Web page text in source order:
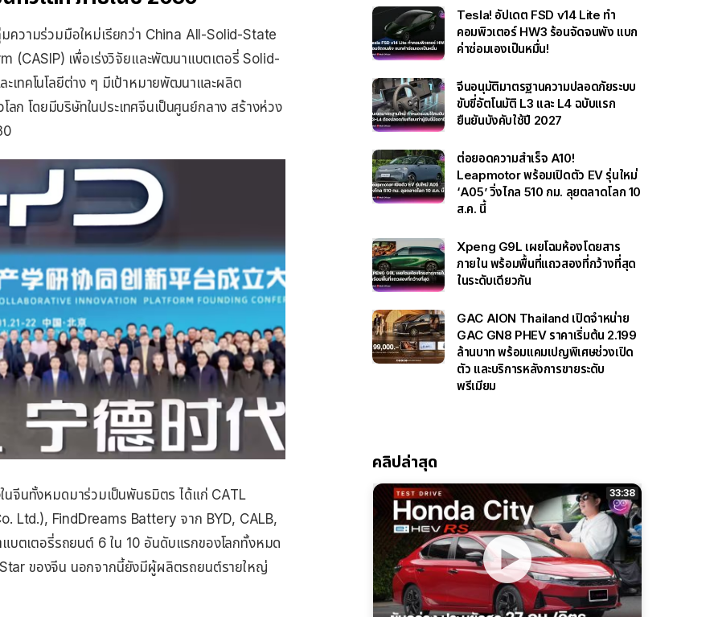
ความร่วมมือใหม่เรียกว่า China All-Solid-State
(CASIP) เพื่อเร่งวิจัยและพัฒนาแบตเตอรี่ Solid-
ะเทคโนโลยีต่าง ๆ มีเป้าหมายพัฒนาและผลิต
ก โดยมีบริษัทในประเทศจีนเป็นศูนย์กลาง สร้างห่วง
นจีนทั้งหมดมาร่วมเป็นพันธมิตร ได้แก่ CATL
Ltd.), FindDreams Battery จาก BYD, CALB,
ตเตอรี่รถยนต์ 6 ใน 10 อันดับแรกของโลกทั้งหมด
Star ของจีน นอกจากนี้ยังมีผู้ผลิตรถยนต์รายใหญ่
Tesla! อัปเดต FSD v14 Lite ทำ
คอมพิวเตอร์ HW3 ร้อนจัดจนพัง แบก
ค่าซ่อมเองเป็นหมื่น!
จีนอนุมัติมาตรฐานความปลอดภัยระบบ
ขับขี่อัตโนมัติ L3 และ L4 ฉบับแรก
ยืนยันบังคับใช้ปี 2027
ต่อยอดความสำเร็จ A10!
Leapmotor พร้อมเปิดตัว EV รุ่นใหม่
‘A05’ วิ่งไกล 510 กม. ลุยตลาดโลก 10
ส.ค. นี้
Xpeng G9L เผยโฉมห้องโดยสาร
ภายใน พร้อมพื้นที่แถวสองที่กว้างที่สุด
ในระดับเดียวกัน
GAC AION Thailand เปิดจำหน่าย
GAC GN8 PHEV ราคาเริ่มต้น 2.199
ล้านบาท พร้อมแคมเปญพิเศษช่วงเปิด
ตัว และบริการหลังการขายระดับ
พรีเมียม
คลิปล่าสุด
33:38